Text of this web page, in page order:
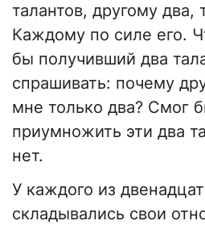
талантов, другому два,
Каждому по силе его.
бы получивший два
спрашивать: почему
мне только два? Смог
приумножить эти два
нет.
У каждого из
складывались свои